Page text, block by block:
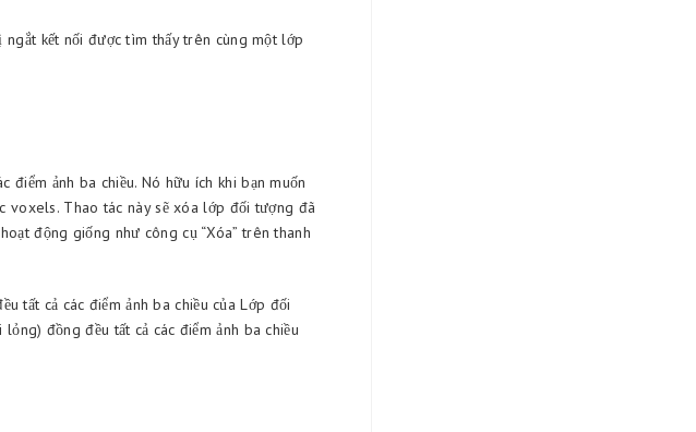
kết nối được tìm thấy trên cùng một lớp
điểm ảnh ba chiều. Nó hữu ích khi bạn muốn
voxels. Thao tác này sẽ xóa lớp đối tượng đã
động giống như công cụ “Xóa” trên thanh
tất cả các điểm ảnh ba chiều của Lớp đối
đồng đều tất cả các điểm ảnh ba chiều